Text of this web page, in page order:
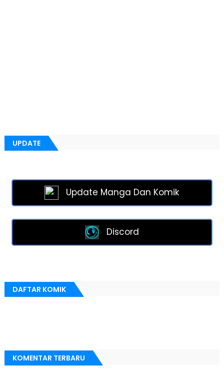
UPDATE
Update Manga Dan Komik
Discord
DAFTAR KOMIK
KOMENTAR TERBARU